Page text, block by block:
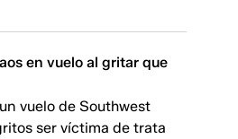
en vuelo al gritar que
vuelo de Southwest
ser víctima de trata